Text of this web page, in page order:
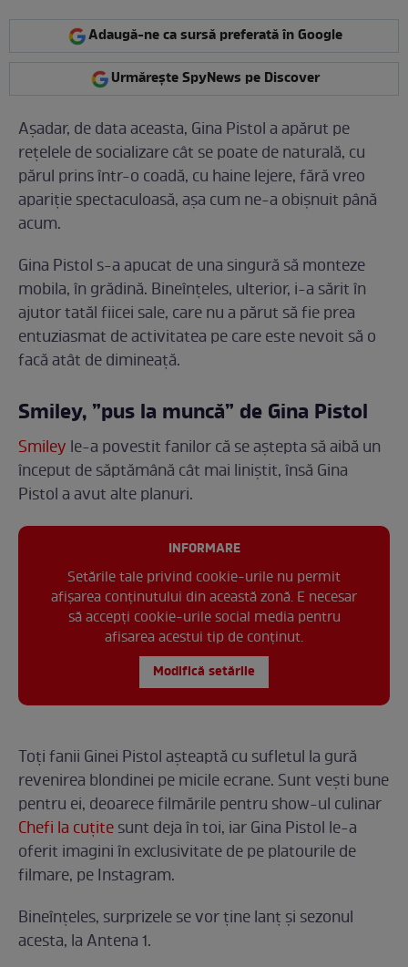
Adaugă-ne ca sursă preferată în Google
Urmărește SpyNews pe Discover
Așadar, de data aceasta, Gina Pistol a apărut pe
rețelele de socializare cât se poate de naturală, cu
părul prins într-o coadă, cu haine lejere, fără vreo
apariție spectaculoasă, așa cum ne-a obișnuit până
acum.
Gina Pistol s-a apucat de una singură să monteze
mobila, în grădină. Bineînțeles, ulterior, i-a sărit în
ajutor tatăl fiicei sale, care nu a părut să fie prea
entuziasmat de activitatea pe care este nevoit să o
facă atât de dimineață.
Smiley, ”pus la muncă” de Gina Pistol
Smiley le-a povestit fanilor că se aștepta să aibă un
început de săptămână cât mai liniștit, însă Gina
Pistol a avut alte planuri.
INFORMARE
Setările tale privind cookie-urile nu permit
afișarea conținutului din această zonă. E necesar
să accepți cookie-urile social media pentru
afisarea acestui tip de conținut.
Modifică setările
Toți fanii Ginei Pistol așteaptă cu sufletul la gură
revenirea blondinei pe micile ecrane. Sunt vești bune
pentru ei, deoarece filmările pentru show-ul culinar
Chefi la cuțitesunt deja în toi, iar Gina Pistol le-a
oferit imagini în exclusivitate de pe platourile de
filmare, pe Instagram.
Bineînțeles, surprizele se vor ține lanț și sezonul
acesta, la Antena 1.